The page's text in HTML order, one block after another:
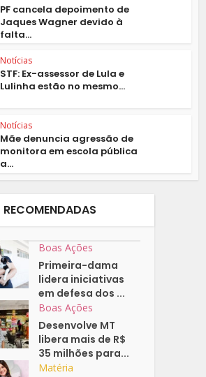
PF cancela depoimento de
Jaques Wagner devido à
falta...
Notícias
STF: Ex-assessor de Lula e
Lulinha estão no mesmo...
Notícias
Mãe denuncia agressão de
monitora em escola pública
a...
RECOMENDADAS
Boas Ações
Primeira-dama
lidera iniciativas
em defesa dos ...
Boas Ações
Desenvolve MT
libera mais de R$
35 milhões para...
Matéria